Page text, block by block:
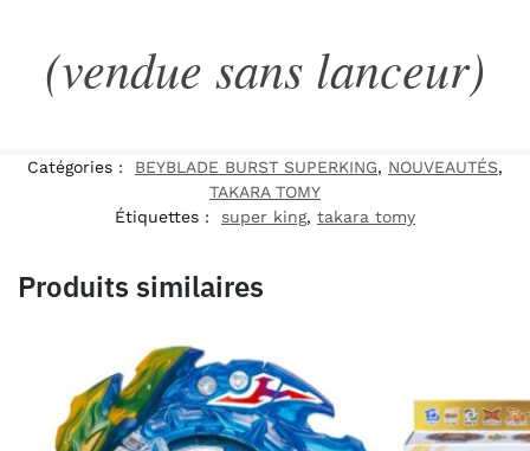
(vendue sans lanceur)
Catégories : BEYBLADE BURST SUPERKING, NOUVEAUTÉS,
TAKARA TOMY
Étiquettes :
super king, takara tomy
Produits similaires